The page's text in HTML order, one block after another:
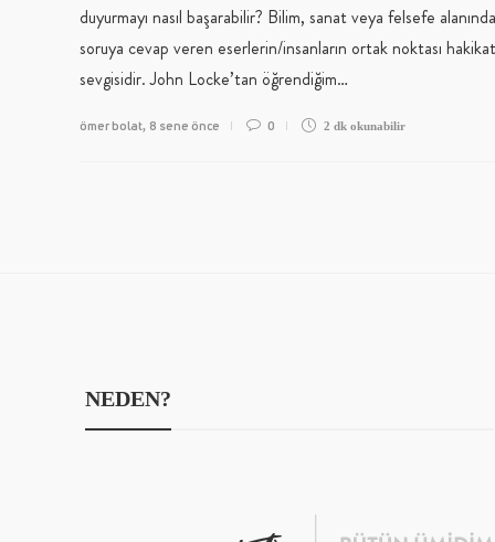
duyurmayı nasıl başarabilir? Bilim, sanat veya felsefe
soruya cevap veren eserlerin/insanların ortak noktası hakikat
sevgisidir. John Locke’tan öğrendiğim…
ömer bolat, 8 sene önce 0 2 dk okunabilir
NEDEN?